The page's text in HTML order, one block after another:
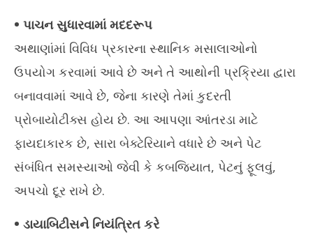
• પાચન સુધારવામાં મદદરૂપ
અથાણાંમાં વિવિધ પ્રકારના સ્થાનિક મસાલાઓનો
ઉપયોગ કરવામાં આવે છે અને તે આથોની પ્રક્રિયા દ્વારા
બનાવવામાં આવે છે, જેના કારણે તેમાં કુદરતી
પ્રોબાયોટીક્સ હોય છે. આ આપણા આંતરડા માટે
ફાયદાકારક છે, સારા બેક્ટેરિયાને વધારે છે અને પેટ
સંબંધિત સમસ્યાઓ જેવી કે કબજિયાત, પેટનું ફૂલવું,
અપચો દૂર રાખે છે.
• ડાયાબિટીસને નિયંત્રિત કરે